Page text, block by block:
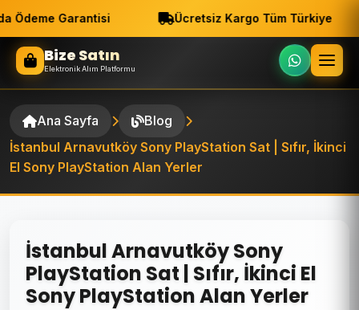
Ödeme Garantisi Ücretsiz Kargo Tüm Türkiye
Bize Satın
Elektronik Alım Platformu
Ana Sayfa
Blog
İstanbul Arnavutköy Sony PlayStation Sat | Sıfır, İkinci
El Sony PlayStation Alan Yerler
İstanbul Arnavutköy Sony
PlayStation Sat | Sıfır, İkinci El
Sony PlayStation Alan Yerler